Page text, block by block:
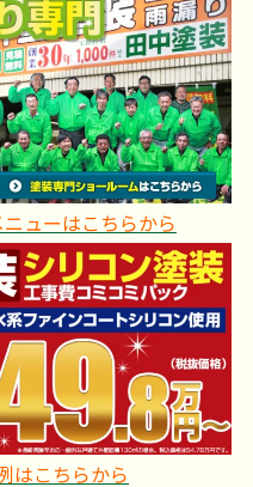
ューはこちらから
はこちらから